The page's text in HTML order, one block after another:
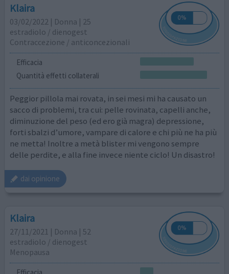
Klaira
03/02/2022 | Donna | 25
estradiolo / dienogest
Contraccezione / anticoncezionali
Efficacia
Quantità effetti collaterali
Peggior pillola mai rovata, in sei mesi mi ha causato un
sacco di problemi, tra cui: pelle rovinata, capelli anche,
diminuzione del peso (ed ero già magra) depressione,
forti sbalzi d’umore, vampare di calore e chi più ne ha più
ne metta! Inoltre a metà blister mi vengono sempre
delle perdite, e alla fine invece niente ciclo! Un disastro!
dai opinione
Klaira
27/11/2021 | Donna | 52
estradiolo / dienogest
Menopausa